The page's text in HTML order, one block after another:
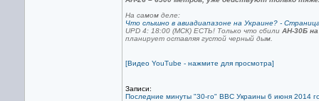
На самом деле:
Что слышно в авиадиапазоне на Украине? -
UPD 4: 18:00 (МСК) ЕСТЬ! Только что сбили АН-30Б
планирует оставляя густой черный дым.
[Видео YouTube - нажмите для просмотра]
Записи:
Последние минуты "30-го" ВВС Украины 6 июня 2014